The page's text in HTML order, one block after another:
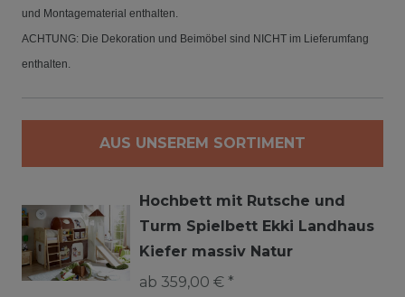
und Montagematerial enthalten.
ACHTUNG: Die Dekoration und Beimöbel sind NICHT im Lieferumfang
enthalten.
AUS UNSEREM SORTIMENT
Hochbett mit Rutsche und
Turm Spielbett Ekki Landhaus
Kiefer massiv Natur
ab 359,00 € *